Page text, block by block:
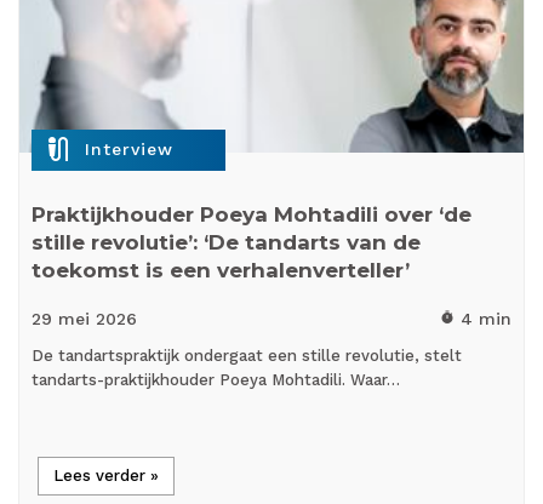
mic_external_on Interview
Praktijkhouder Poeya Mohtadili over ‘de
stille revolutie’: ‘De tandarts van de
toekomst is een verhalenverteller’
29 mei 2026 timer 4 min
De tandartspraktijk ondergaat een stille revolutie, stelt
tandarts-praktijkhouder Poeya Mohtadili. Waar…
Lees verder »